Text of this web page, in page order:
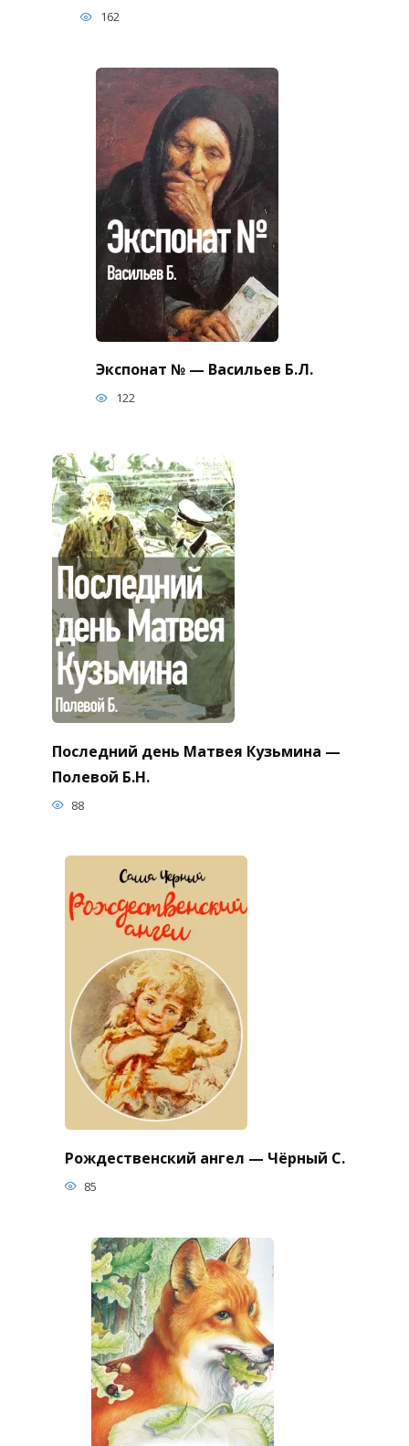
162
Экспонат № — Васильев Б.Л.
122
Последний день Матвея Кузьмина —
Полевой Б.Н.
88
Рождественский ангел — Чёрный С.
85